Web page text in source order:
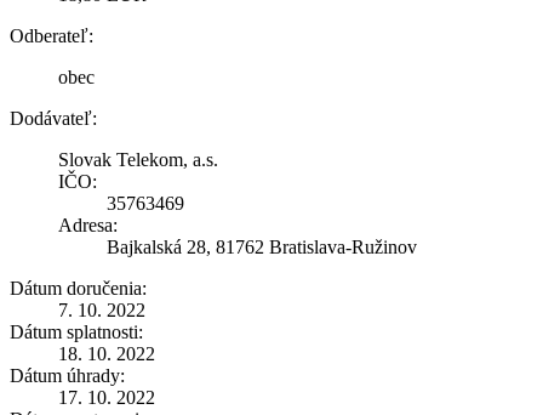
Odberateľ:
obec
Dodávateľ:
Slovak Telekom, a.s.
IČO:
35763469
Adresa:
Bajkalská 28, 81762 Bratislava-Ružinov
Dátum doručenia:
7. 10. 2022
Dátum splatnosti:
18. 10. 2022
Dátum úhrady:
17. 10. 2022